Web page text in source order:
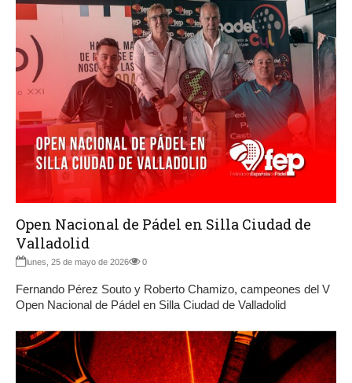
Open Nacional de Pádel en Silla Ciudad de
Valladolid
lunes, 25 de mayo de 2026 0
Fernando Pérez Souto y Roberto Chamizo, campeones del V
Open Nacional de Pádel en Silla Ciudad de Valladolid